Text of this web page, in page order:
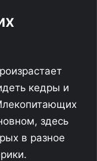
кедры и
здесь
в разное